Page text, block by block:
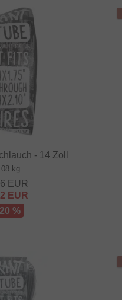
- 14 Zoll
kg
EUR
EUR
%